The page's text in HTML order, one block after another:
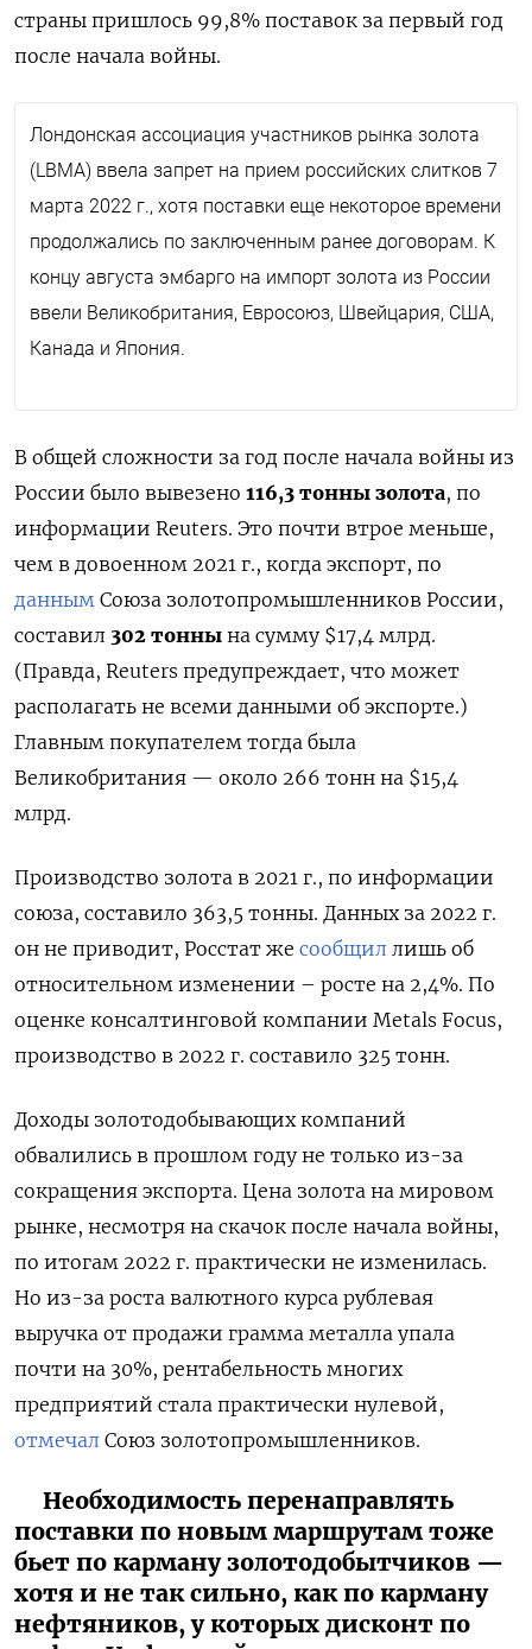
страны пришлось 99,8% поставок за первый год
после начала войны.
Лондонская ассоциация участников рынка золота
(LBMA) ввела запрет на прием российских слитков 7
марта 2022 г., хотя поставки еще некоторое времени
продолжались по заключенным ранее договорам. К
концу августа эмбарго на импорт золота из России
ввели Великобритания, Евросоюз, Швейцария, США,
Канада и Япония.
В общей сложности за год после начала войны из
России было вывезено 116,3 тонны золота, по
информации Reuters. Это почти втрое меньше,
чем в довоенном 2021 г., когда экспорт, по
данным Союза золотопромышленников России,
составил 302 тонны на сумму $17,4 млрд.
(Правда, Reuters предупреждает, что может
располагать не всеми данными об экспорте.)
Главным покупателем тогда была
Великобритания — около 266 тонн на $15,4
млрд.
Производство золота в 2021 г., по информации
союза, составило 363,5 тонны. Данных за 2022 г.
он не приводит, Росстат же сообщил лишь об
относительном изменении – росте на 2,4%. По
оценке консалтинговой компании Metals Focus,
производство в 2022 г. составило 325 тонн.
Доходы золотодобывающих компаний
обвалились в прошлом году не только из-за
сокращения экспорта. Цена золота на мировом
рынке, несмотря на скачок после начала войны,
по итогам 2022 г. практически не изменилась.
Но из-за роста валютного курса рублевая
выручка от продажи грамма металла упала
почти на 30%, рентабельность многих
предприятий стала практически нулевой,
отмечал Союз золотопромышленников.
Необходимость перенаправлять
поставки по новым маршрутам тоже
бьет по карману золотодобытчиков —
хотя и не так сильно, как по карману
нефтяников, у которых дисконт по